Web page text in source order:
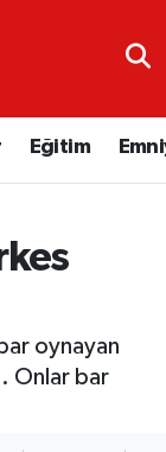
Eğitim
oynayan
Onlar bar